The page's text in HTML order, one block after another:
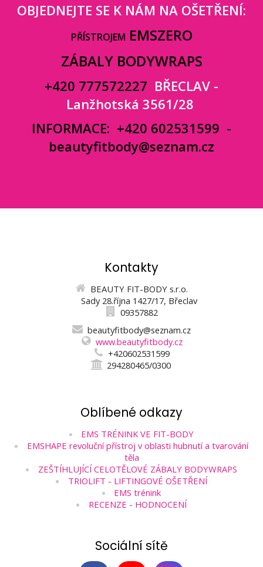
OBJEDNEJTE SE K NÁM NA OŠETŘENÍ:
PŘÍSTROJEM EMSZERO
ZÁBALY BODYWRAPS
+420 777572227 BŘECLAV -
Lanžhotská 3561/28
INFORMACE: +420 602531599 -
beautyfitbody@seznam.cz
Kontakty
BEAUTY FIT-BODY s.r.o.
Sady 28.října 1427/17, Břeclav
09357882
beautyfitbody@seznam.cz
www.beautyfitbody.cz
+420602531599
294280465/0300
Oblíbené odkazy
EMS TRÉNINK VE FIT-BODY
EMSHAPE revoluční přístroj v oblasti hubnutí a tvarování
těla
ZEŠTÍHLUJÍCÍ CELOTĚLOVÉ ZÁBALY BODYWRAPS
TRIOLIFT - LIFTINGOVÉ OŠETŘENÍ
EMS trénink
RECENZE - HODNOCENÍ
Sociální sítě